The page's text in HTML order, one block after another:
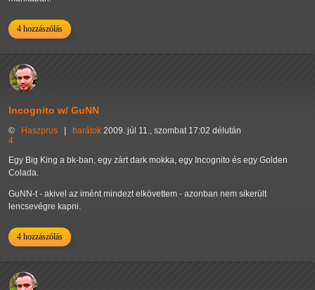
4 hozzászólás
Incognito w/ GuNN
© Haszprus | barátok 2009. júl 11., szombat 17:02 délután
4
Egy Big King a bk-ban, egy zárt dark mokka, egy Incognito és egy Golden
Colada.
GuNN-t - akivel az imént mindezt elkövettem - azonban nem sikerült
lencsevégre kapni.
4 hozzászólás